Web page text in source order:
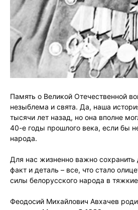
Память о Великой Отечественной
незыблема и свята. Да, наша
тысячи лет назад, но она вполне
40-е годы прошлого века, если бы
народа.
Для нас жизненно важно
факт и деталь – все, что стало
силы белорусского народа в
Феодосий Михайлович Авхачев